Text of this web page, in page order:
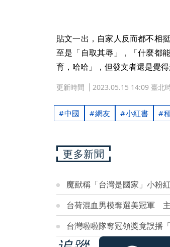
貼文一出，自家人反而都不相
至是「自取其辱」，「什麼都
育，哈哈」，但發文者還是覺
更新時間 2023.05.15 14:09 臺北
中國 網友 小紅書
更多新聞
魔獸稱「台灣是國家」小粉
台荷混血男模奪選美冠軍
台灣啦啦隊奪冠領獎竟誤播